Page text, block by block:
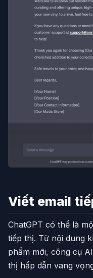
Viết email
ChatGPT có thể là
tiếp thị. Từ nội dung
phẩm mới, công cụ
thị hấp dẫn vang